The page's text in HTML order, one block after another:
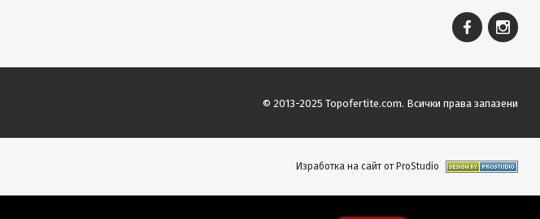
© 2013-2025 Topofertite.com. Всички права запазени
Изработка на сайт от ProStudio